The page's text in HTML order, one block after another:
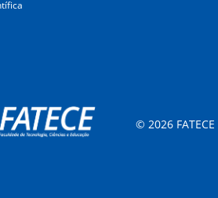
© 2026 FATECE